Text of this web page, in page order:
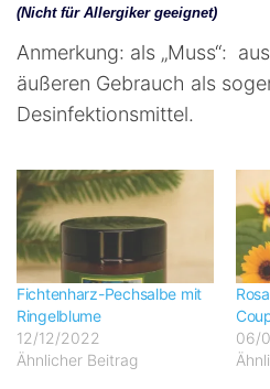
(Nicht für Allergiker geeignet)
Anmerkung: als „Muss“:
äußeren Gebrauch als
Desinfektionsmittel.
Fichtenharz-Pechsalbe mit
Ringelblume
12/12/2022
Ähnlicher Beitrag
06/